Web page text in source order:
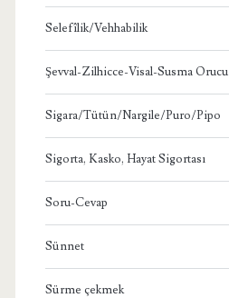
Selefîlik/Vehhabilik
Şevval-Zilhicce-Visal-Susma Orucu
Sigara/Tütün/Nargile/Puro/Pipo
Sigorta, Kasko, Hayat Sigortası
Soru-Cevap
Sünnet
Sürme çekmek